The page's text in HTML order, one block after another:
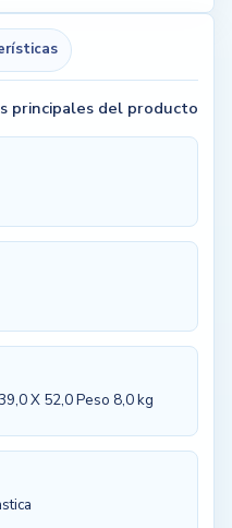
principales del producto
X 52,0 Peso 8,0 kg